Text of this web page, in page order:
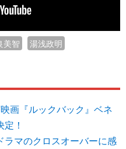
美智 湯浅政明
画『ルックバック』ベネ
！
マのクロスオーバーに感